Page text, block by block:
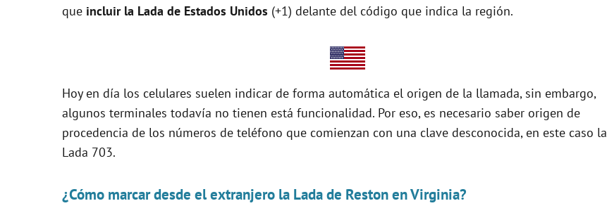
que incluir la Lada de Estados Unidos (+1) delante del código que indica la región.
Hoy en día los celulares suelen indicar de forma automática el origen de la llamada, sin embargo,
algunos terminales todavía no tienen está funcionalidad. Por eso, es necesario saber origen de
procedencia de los números de teléfono que comienzan con una clave desconocida, en este caso la
Lada 703.
¿Cómo marcar desde el extranjero la Lada de Reston en Virginia?